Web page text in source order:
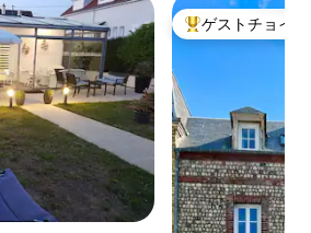
スです。 大好評のゲスト
ゲストチョイス